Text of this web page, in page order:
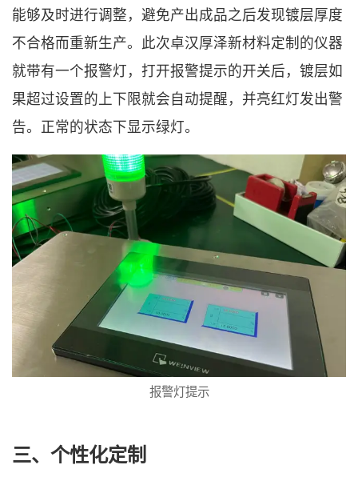
能够及时进行调整，避免产出成品之后发现镀层厚度
不合格而重新生产。此次卓汉厚泽新材料定制的仪器
就带有一个报警灯，打开报警提示的开关后，镀层如
果超过设置的上下限就会自动提醒，并亮红灯发出警
告。正常的状态下显示绿灯。
报警灯提示
三、个性化定制